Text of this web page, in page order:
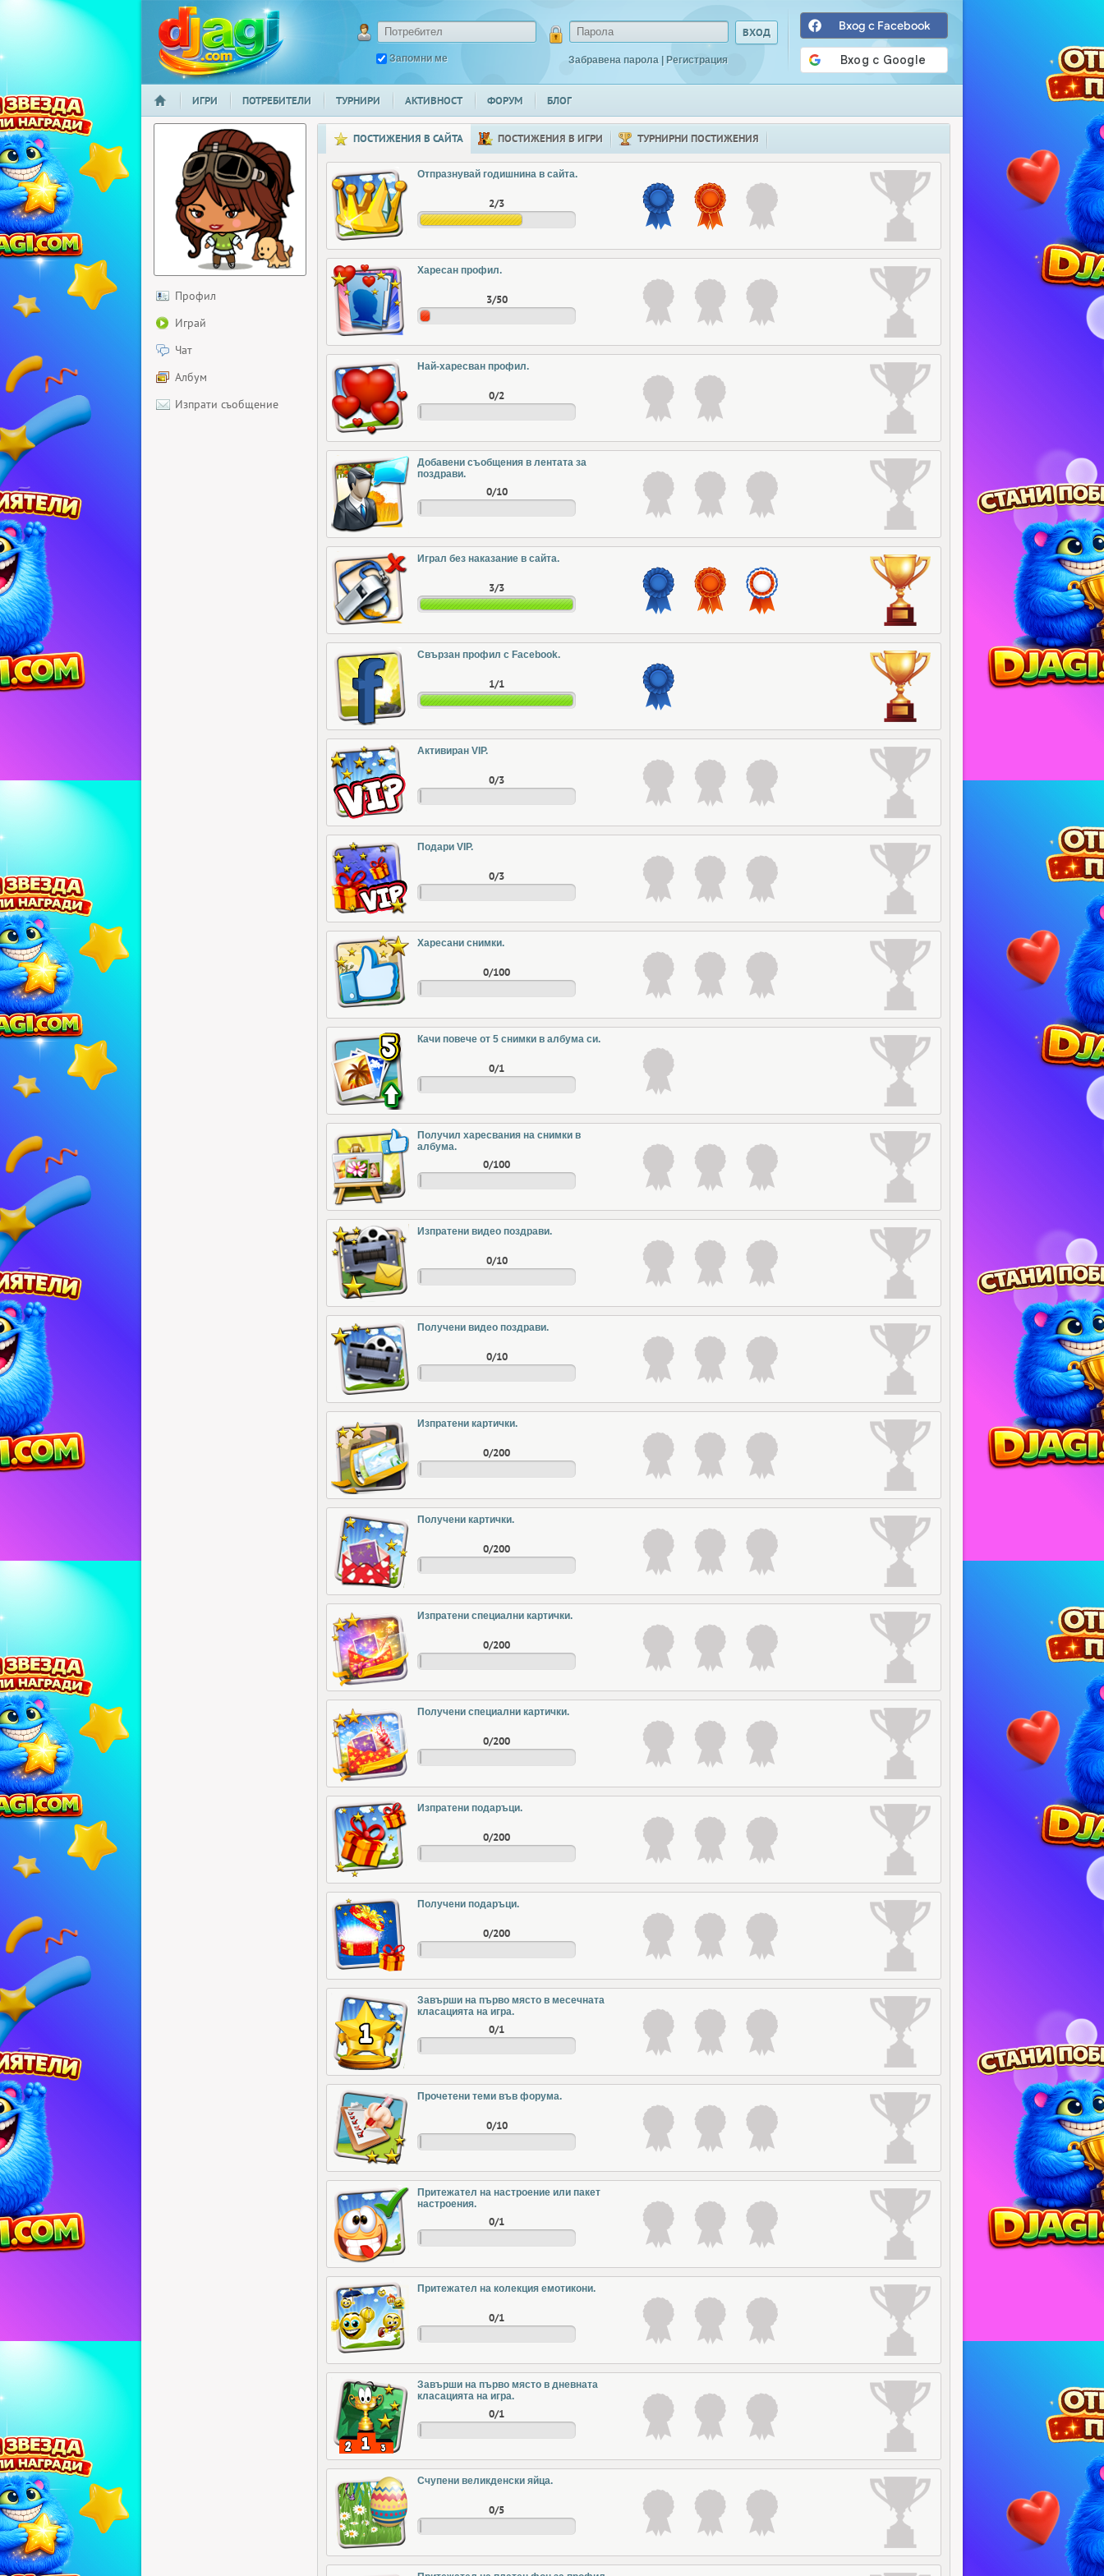
Запомни ме Забравена парола | Регистрация
Вход с Facebook
НАЧАЛО
ИГРИ ПОТРЕБИТЕЛИ ТУРНИРИ АКТИВНОСТ ФОРУМ БЛОГ
Профил
Играй
Чат
Албум
Изпрати съобщение
ПОСТИЖЕНИЯ В САЙТА ПОСТИЖЕНИЯ В ИГРИ ТУРНИРНИ ПОСТИЖЕНИЯ
Отпразнувай годишнина в сайта.
2/3
Харесан профил.
3/50
Най-харесван профил.
0/2
Добавени съобщения в лентата за
поздрави.
0/10
Играл без наказание в сайта.
3/3
Свързан профил с Facebook.
1/1
Активиран VIP.
0/3
Подари VIP.
0/3
Харесани снимки.
0/100
Качи повече от 5 снимки в албума си.
0/1
Получил харесвания на снимки в
албума.
0/100
Изпратени видео поздрави.
0/10
Получени видео поздрави.
0/10
Изпратени картички.
0/200
Получени картички.
0/200
Изпратени специални картички.
0/200
Получени специални картички.
0/200
Изпратени подаръци.
0/200
Получени подаръци.
0/200
Завърши на първо място в месечната
класацията на игра.
0/1
Прочетени теми във форума.
0/10
Притежател на настроение или пакет
настроения.
0/1
Притежател на колекция емотикони.
0/1
Завърши на първо място в дневната
класацията на игра.
0/1
Счупени великденски яйца.
0/5